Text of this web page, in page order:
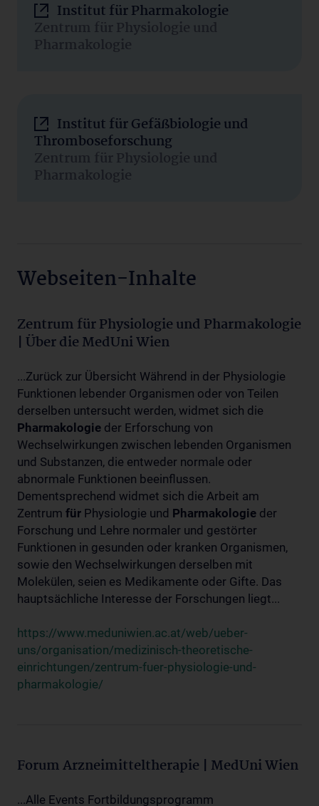
Institut für Pharmakologie
Zentrum für Physiologie und
Pharmakologie
Institut für Gefäßbiologie und
Thromboseforschung
Zentrum für Physiologie und
Pharmakologie
Webseiten-Inhalte
Zentrum für Physiologie und Pharmakologie
| Über die MedUni Wien
...Zurück zur Übersicht Während in der Physiologie
Funktionen lebender Organismen oder von Teilen
derselben untersucht werden, widmet sich die
Pharmakologie der Erforschung von
Wechselwirkungen zwischen lebenden Organismen
und Substanzen, die entweder normale oder
abnormale Funktionen beeinflussen.
Dementsprechend widmet sich die Arbeit am
Zentrum für Physiologie und Pharmakologie der
Forschung und Lehre normaler und gestörter
Funktionen in gesunden oder kranken Organismen,
sowie den Wechselwirkungen derselben mit
Molekülen, seien es Medikamente oder Gifte. Das
hauptsächliche Interesse der Forschungen liegt...
https://www.meduniwien.ac.at/web/ueber-
uns/organisation/medizinisch-theoretische-
einrichtungen/zentrum-fuer-physiologie-und-
pharmakologie/
Forum Arzneimitteltherapie | MedUni Wien
...Alle Events Fortbildungsprogramm